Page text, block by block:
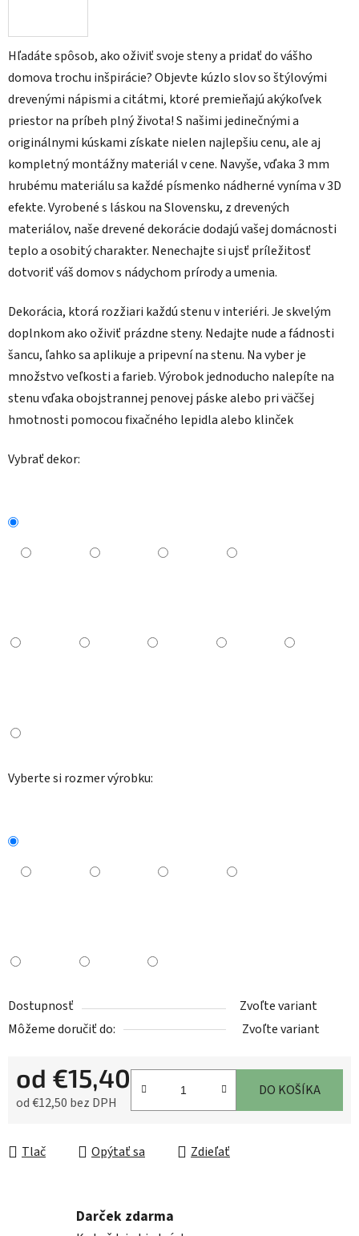
Hľadáte spôsob, ako oživiť svoje steny a pridať do vášho
domova trochu inšpirácie? Objevte kúzlo slov so štýlovými
drevenými nápismi a citátmi, ktoré premieňajú akýkoľvek
priestor na príbeh plný života! S našimi jedinečnými a
originálnymi kúskami získate nielen najlepšiu cenu, ale aj
kompletný montážny materiál v cene. Navyše, vďaka 3 mm
hrubému materiálu sa každé písmenko nádherné vyníma v 3D
efekte. Vyrobené s láskou na Slovensku, z drevených
materiálov, naše drevené dekorácie dodajú vašej domácnosti
teplo a osobitý charakter. Nenechajte si ujsť príležitosť
dotvoriť váš domov s nádychom prírody a umenia.
Dekorácia, ktorá rozžiari každú stenu v interiéri. Je skvelým
doplnkom ako oživiť prázdne steny. Nedajte nude a fádnosti
šancu, ľahko sa aplikuje a pripevní na stenu. Na vyber je
množstvo veľkosti a farieb. Výrobok jednoducho nalepíte na
stenu vďaka obojstrannej penovej páske alebo pri väčšej
hmotnosti pomocou fixačného lepidla alebo klinček
Vybrať dekor:
Vyberte si rozmer výrobku:
Dostupnosť
Zvoľte variant
Môžeme doručiť do:
Zvoľte variant
od €15,40
od€12,50 bez DPH
DO KOŠÍKA
Tlač Opýtať sa Zdieľať
Darček zdarma